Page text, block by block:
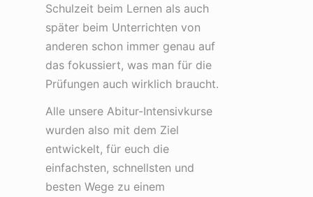
Schulzeit beim Lernen als auch
später beim Unterrichten von
anderen schon immer genau auf
das fokussiert, was man für die
Prüfungen auch wirklich braucht.
Alle unsere Abitur-Intensivkurse
wurden also mit dem Ziel
entwickelt, für euch die
einfachsten, schnellsten und
besten Wege zu einem